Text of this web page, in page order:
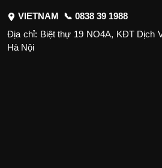
VIETNAM 📞 0838 39 1988
Địa chỉ: Biệt thự 19 NO4A, KĐT Dịch
Hà Nội